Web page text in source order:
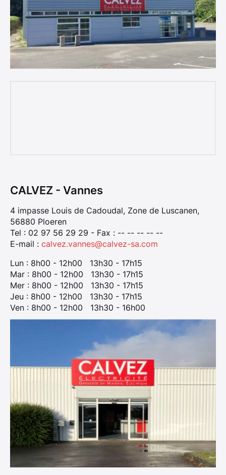
CALVEZ - Vannes
4 impasse Louis de Cadoudal, Zone de Luscanen,
Tel : 02 97 56 29 29 - Fax : -- -- -- -- --
E-mail :calvez.vannes@calvez-sa.com
Lun : 8h00 - 12h00 13h30 - 17h15
Mar : 8h00 - 12h00 13h30 - 17h15
Jeu : 8h00 - 12h00 13h30 - 17h15
Ven : 8h00 - 12h00 13h30 - 16h00